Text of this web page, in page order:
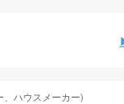
ハウスメーカー)